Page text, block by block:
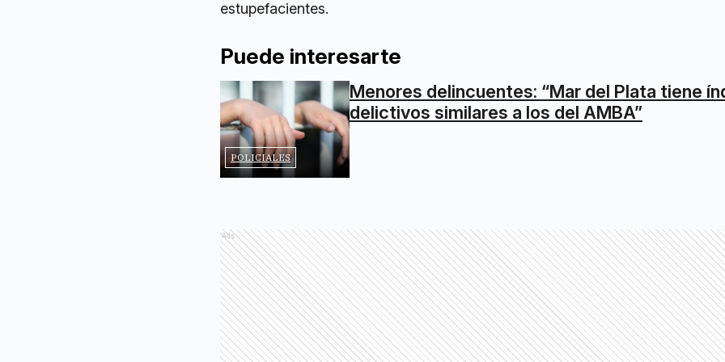
estupefacientes.
Puede interesarte
POLICIALES
Menores delincuentes: “Mar del Plata tiene
delictivos similares a los del AMBA”
Ads